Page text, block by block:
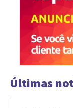
Últimas